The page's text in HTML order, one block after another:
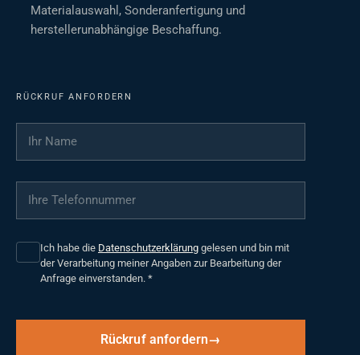
Materialauswahl, Sonderanfertigung und
herstellerunabhängige Beschaffung.
RÜCKRUF ANFORDERN
Ihr Name
Ihre Telefonnummer
Ich habe die Datenschutzerklärung gelesen und bin mit
der Verarbeitung meiner Angaben zur Bearbeitung der
Anfrage einverstanden. *
Rückruf anfordern